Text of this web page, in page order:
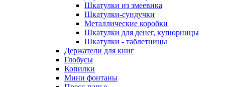
Шкатулки из змеевика
Шкатулки-сундучки
Металлические коробки
Шкатулки для денег, купюрницы
Шкатулки - таблетницы
Держатели для книг
Глобусы
Копилки
Мини фонтаны